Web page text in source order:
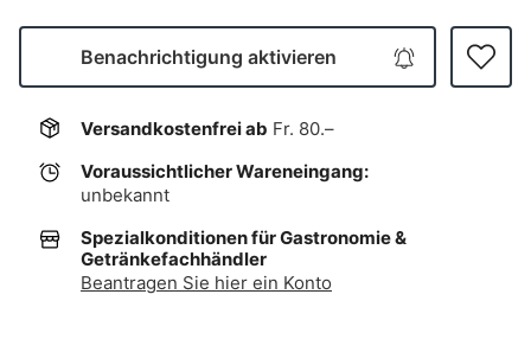
Benachrichtigung aktivieren
Versandkostenfrei ab Fr. 80.–
Voraussichtlicher Wareneingang:
unbekannt
Spezialkonditionen für Gastronomie &
Getränkefachhändler
Beantragen Sie hier ein Konto